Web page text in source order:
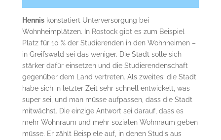
Henniskonstatiert Unterversorgung bei
Wohnheimplätzen. In Rostock gibt es zum Beispiel
Platz für 10 % der Studierenden in den Wohnheimen –
in Greifswald sei das weniger. Die Stadt solle sich
stärker dafür einsetzen und die Studierendenschaft
gegenüber dem Land vertreten. Als zweites: die Stadt
habe sich in letzter Zeit sehr schnell entwickelt, was
super sei, und man müsse aufpassen, dass die Stadt
mitwächst. Die einzige Antwort sei darauf, dass es
mehr Wohnraum und mehr sozialen Wohnraum geben
müsse. Er zählt Beispiele auf, in denen Studis aus